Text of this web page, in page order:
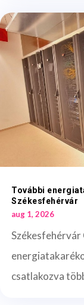
További
Székesfehérvár
aug 1, 2026
csatlakozva